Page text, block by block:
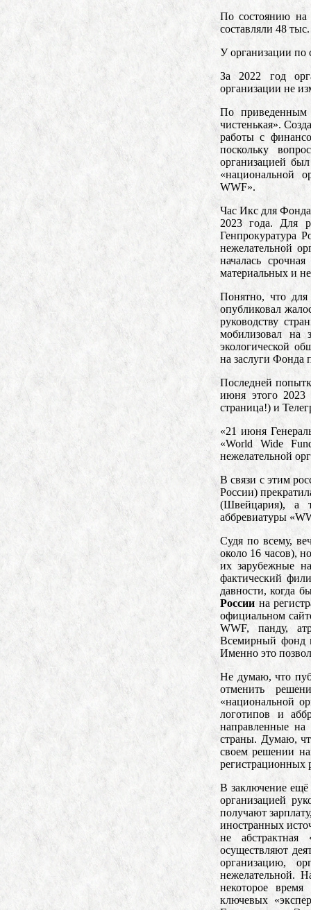
По состоянию на
составляли 48
У организации по
За 2022 год
организации не
По приведенным
чистенькая».
работы с
поскольку
организацией
«национальной
WWF».
Час Икс для
2023 года. Для
Генпрокуратура
нежелательной
началась
материальных и
Понятно, что
опубликовал
руководству
мобилизовал на
экологической
на заслуги Фонда
Последней
июня этого 2023
страница!) и
«21 июня
«World Wide
нежелательной
В связи с этим
России)
(Швейцария), а
аббревиатуры
Судя по всему,
около 16 часов),
их зарубежные
фактический
давности, когда
России на
официальном
WWF, панду,
Всемирный фонд
Именно это
Не думаю, что
отменить
«национальной
логотипов и
направленные
страны. Думаю,
своем решении
регистрационных
В заключение ещё
организацией
получают
иностранных
не абстрактная
осуществляют
организацию,
нежелательной.
некоторое
ключевых